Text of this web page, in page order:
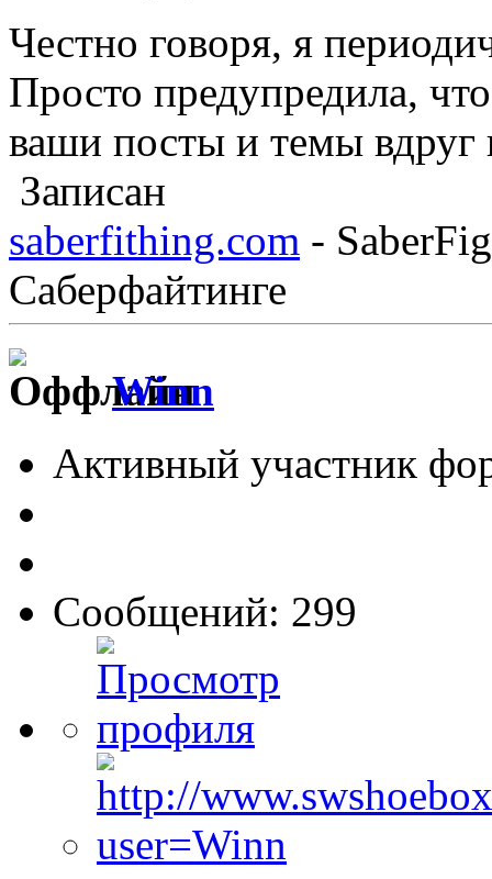
Честно говоря, я
Просто предупредила,
ваши посты и темы вдруг
Записан
saberfithing.com -
Саберфайтинге
Winn
Активный участник
Сообщений: 299